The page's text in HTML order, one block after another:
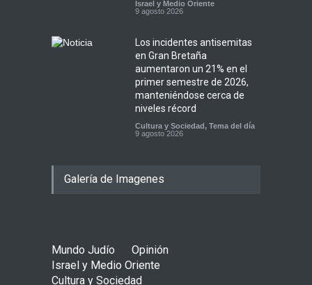
Israel y Medio Oriente
9 agosto 2026
Los incidentes antisemitas
en Gran Bretaña
aumentaron un 21% en el
primer semestre de 2026,
manteniéndose cerca de
niveles récord
Cultura y Sociedad, Tema del día
9 agosto 2026
Galería de Imagenes
Mundo Judío
Opinión
Israel y Medio Oriente
Cultura y Sociedad